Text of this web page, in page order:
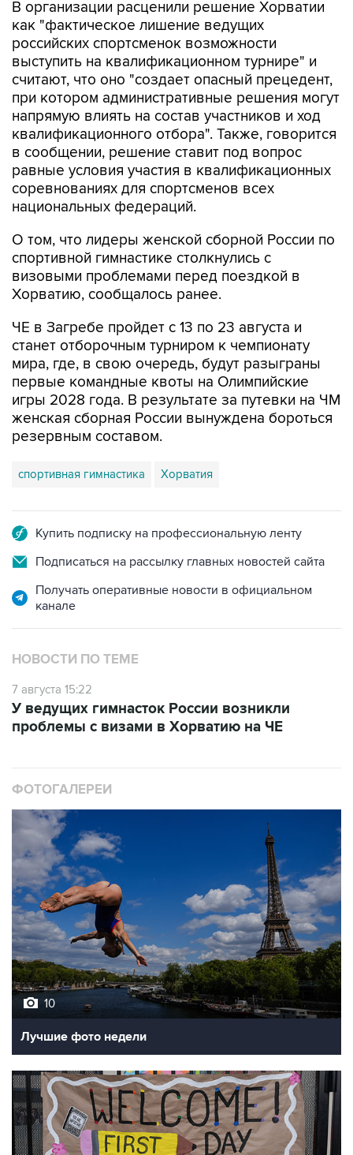
российских спортсменок возможности
выступить на квалификационном турнире" и
считают, что оно "создает опасный прецедент,
при котором административные решения могут
напрямую влиять на состав участников и ход
квалификационного отбора". Также, говорится
в сообщении, решение ставит под вопрос
равные условия участия в квалификационных
соревнованиях для спортсменов всех
национальных федераций.
О том, что лидеры женской сборной России по
визовыми проблемами перед поездкой в
Хорватию, сообщалось ранее.
ЧЕ в Загребе пройдет с 13 по 23 августа и
мира, где, в свою очередь, будут разыграны
первые командные квоты на Олимпийские
игры 2028 года. В результате за путевки на ЧМ
женская сборная России вынуждена бороться
резервным составом.
спортивная гимнастика Хорватия
Подписаться на рассылку главных новостей сайта
Получать оперативные новости в официальном
канале
НОВОСТИ ПО ТЕМЕ
7 августа 15:22
проблемы с визами в Хорватию на ЧЕ
10
Лучшие фото недели